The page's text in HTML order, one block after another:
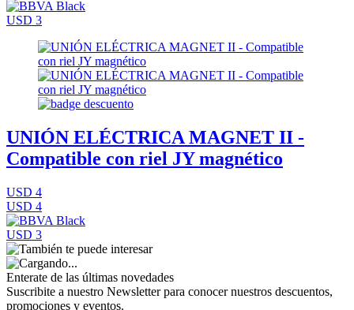
USD 3
UNIÓN ELÉCTRICA MAGNET II -
Compatible con riel JY magnético
USD 4
USD 4
USD 3
Enterate de las últimas novedades
Suscribite a nuestro Newsletter para conocer nuestros descuentos,
promociones y eventos.